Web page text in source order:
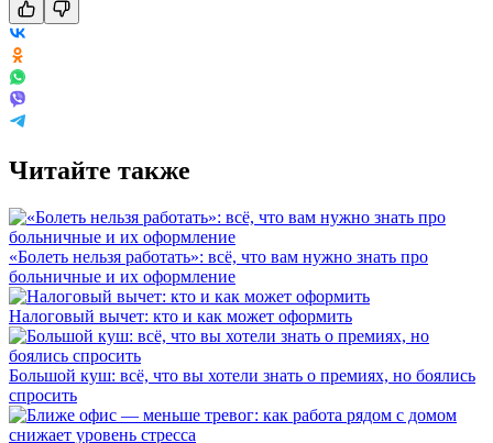
Читайте также
«Болеть нельзя работать»: всё, что вам нужно знать про
больничные и их оформление
Налоговый вычет: кто и как может оформить
Большой куш: всё, что вы хотели знать о премиях, но боялись
спросить